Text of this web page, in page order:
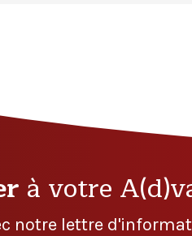
à votre
notre lettre